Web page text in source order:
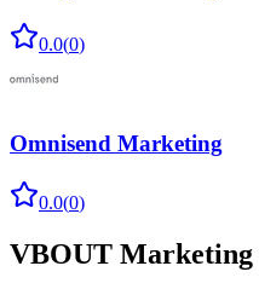
0.0(0)
Omnisend Marketing
0.0(0)
VBOUT Marketing